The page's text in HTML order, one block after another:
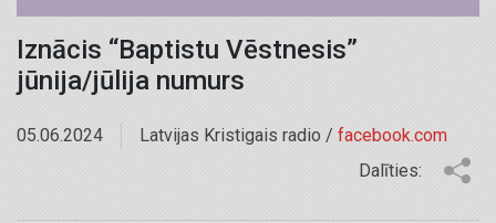
Iznācis “Baptistu Vēstnesis”
jūnija/jūlija numurs
05.06.2024 Latvijas Kristigais radio / facebook.com
Dalīties: